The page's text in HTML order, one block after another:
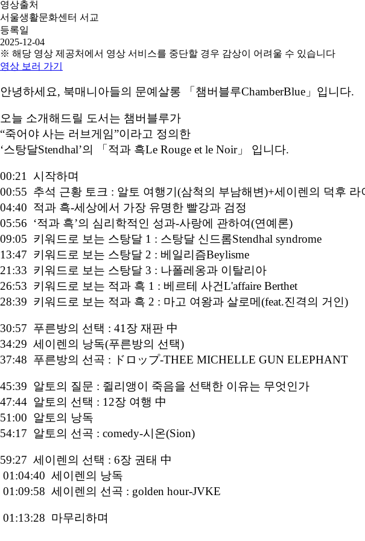
영상출처
서울생활문화센터 서교
등록일
2025-12-04
※ 해당 영상 제공처에서 영상 서비스를 중단할 경우 감상이 어려울 수 있습니다
영상 보러 가기
안녕하세요, 북매니아들의 문예살롱 「챔버블루ChamberBlue」입니다.
오늘 소개해드릴 도서는 챔버블루가
“죽어야 사는 러브게임”이라고 정의한
‘스탕달Stendhal’의 「적과 흑Le Rouge et le Noir」 입니다.
00:21 시작하며
00:55 추석 근황 토크 : 알토 여행기(삼척의 부남해변)+세이렌의 덕후 라
04:40 적과 흑-세상에서 가장 유명한 빨강과 검정
05:56 ‘적과 흑’의 심리학적인 성과-사랑에 관하여(연예론)
09:05 키워드로 보는 스탕달 1 : 스탕달 신드롬Stendhal syndrome
13:47 키워드로 보는 스탕달 2 : 베일리즘Beylisme
21:33 키워드로 보는 스탕달 3 : 나폴레옹과 이탈리아
26:53 키워드로 보는 적과 흑 1 : 베르테 사건L'affaire Berthet
28:39 키워드로 보는 적과 흑 2 : 마고 여왕과 살로메(feat.진격의 거인)
30:57 푸른방의 선택 : 41장 재판 中
34:29 세이렌의 낭독(푸른방의 선택)
37:48 푸른방의 선곡 : ドロップ-THEE MICHELLE GUN ELEPHANT
45:39 알토의 질문 : 쥘리앵이 죽음을 선택한 이유는 무엇인가
47:44 알토의 선택 : 12장 여행 中
51:00 알토의 낭독
54:17 알토의 선곡 : comedy-시온(Sion)
59:27 세이렌의 선택 : 6장 권태 中
01:04:40 세이렌의 낭독
01:09:58 세이렌의 선곡 : golden hour-JVKE
01:13:28 마무리하며